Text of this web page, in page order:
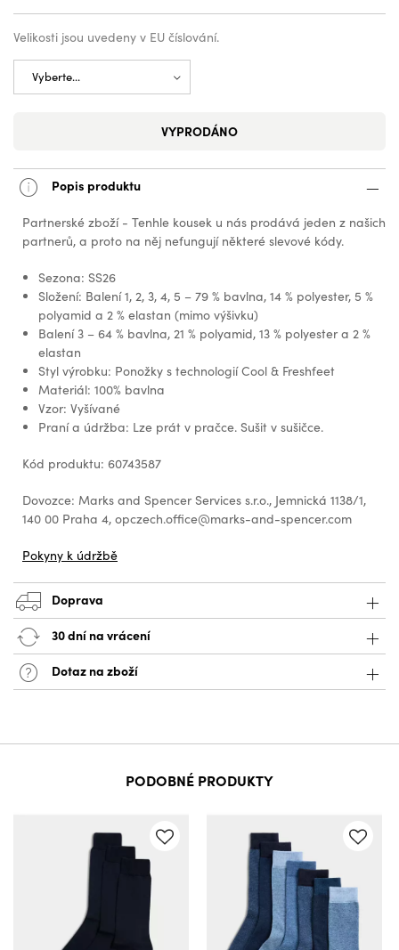
Velikosti jsou uvedeny v EU číslování.
VYPRODÁNO
Popis produktu
Partnerské zboží - Tenhle kousek u nás prodává jeden z našich
partnerů, a proto na něj nefungují některé slevové kódy.
Sezona: SS26
Složení: Balení 1, 2, 3, 4, 5 – 79 % bavlna, 14 % polyester, 5 %
polyamid a 2 % elastan (mimo výšivku)
Balení 3 – 64 % bavlna, 21 % polyamid, 13 % polyester a 2 %
elastan
Styl výrobku: Ponožky s technologií Cool & Freshfeet
Materiál: 100% bavlna
Vzor: Vyšívané
Praní a údržba: Lze prát v pračce. Sušit v sušičce.
Kód produktu: 60743587
Dovozce: Marks and Spencer Services s.r.o., Jemnická 1138/1,
140 00 Praha 4, opczech.office@marks-and-spencer.com
Pokyny k údržbě
Doprava
30 dní na vrácení
Dotaz na zboží
PODOBNÉ PRODUKTY